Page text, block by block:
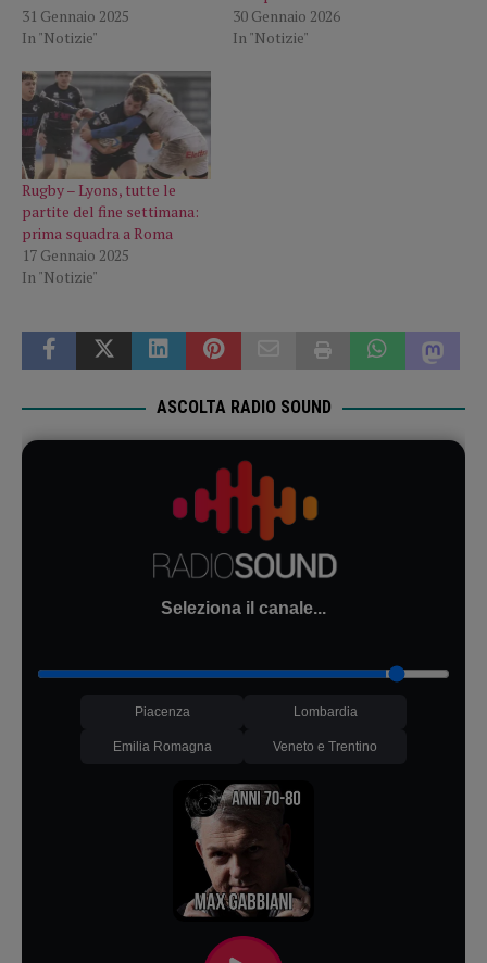
31 Gennaio 2025
In "Notizie"
30 Gennaio 2026
In "Notizie"
Rugby – Lyons, tutte le
partite del fine settimana:
prima squadra a Roma
17 Gennaio 2025
In "Notizie"
ASCOLTA RADIO SOUND
Seleziona il canale...
Piacenza Lombardia
Emilia Romagna Veneto e Trentino